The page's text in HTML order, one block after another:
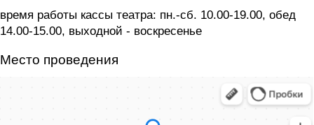
время работы кассы театра: пн.-сб. 10.00-19.00, обед
14.00-15.00, выходной - воскресенье
Место проведения